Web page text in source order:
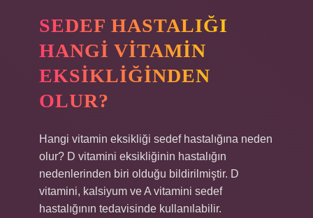
SEDEF HASTALIĞI
HANGI VITAMIN
EKSIKLIĞINDEN
OLUR?
Hangi vitamin eksikliği sedef hastalığına neden
olur? D vitamini eksikliğinin hastalığın
nedenlerinden biri olduğu bildirilmiştir. D
vitamini, kalsiyum ve A vitamini sedef
hastalığının tedavisinde kullanılabilir.